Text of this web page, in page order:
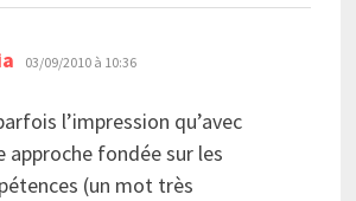
dit :
03/09/2010 à 10:36
l’impression qu’avec
approche fondée sur les
(un mot très